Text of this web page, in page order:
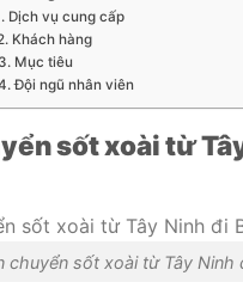
Dịch vụ cung cấp
Khách hàng
3. Mục tiêu
Đội ngũ nhân viên
sốt xoài từ
chuyển sốt xoài từ Tây Ninh